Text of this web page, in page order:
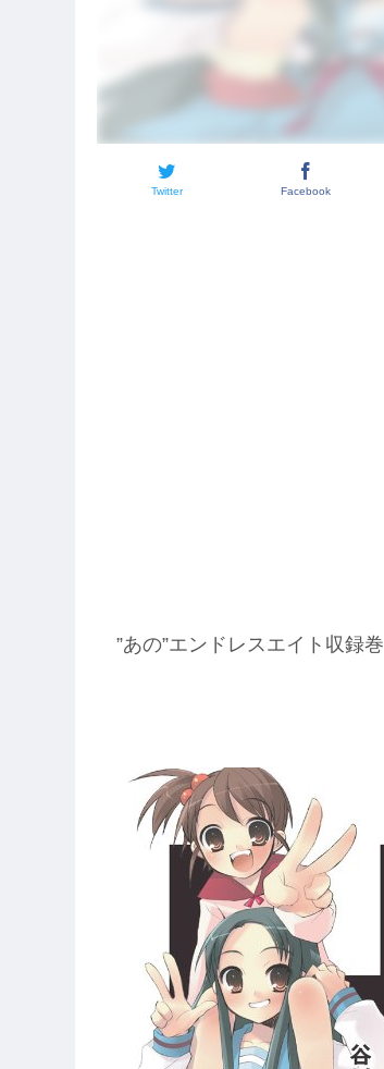
Twitter Facebook
”あの”エンドレスエイト収録巻